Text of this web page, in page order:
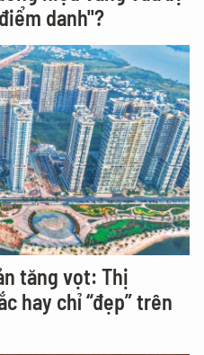
danh"?
tăng vọt: Thị
hay chỉ “đẹp” trên